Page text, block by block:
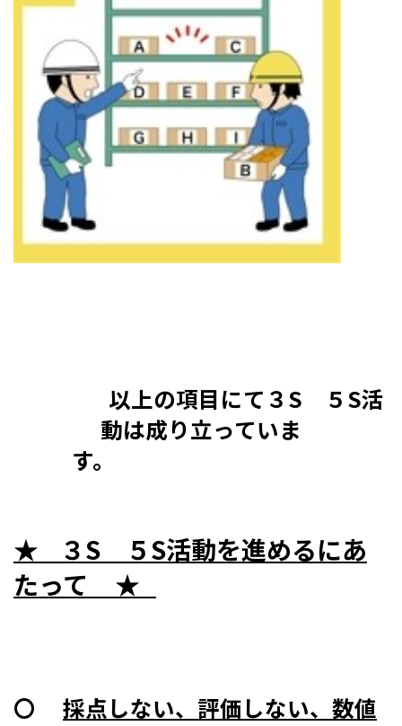
以上の項目にて３S ５S活
動は成り立っていま
す。
★ ３S ５S活動を進めるにあ
たって ★
〇 採点しない、評価しない、数値